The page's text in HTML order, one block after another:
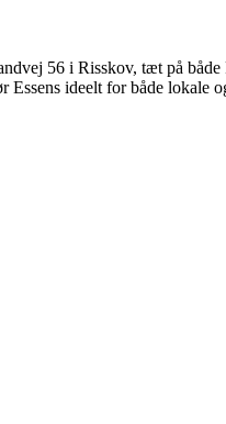
56 i Risskov, tæt på
Essens ideelt for både lokale